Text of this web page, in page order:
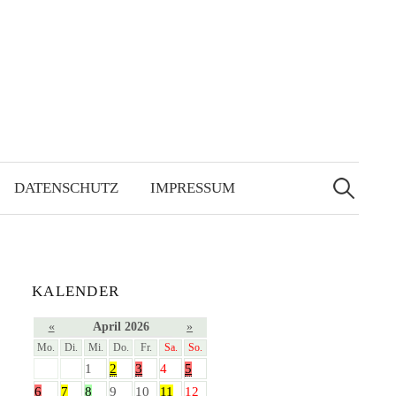
DATENSCHUTZ IMPRESSUM
Suchen
nach:
KALENDER
« April 2026 »
Mo. Di. Mi. Do. Fr. Sa. So.
1 2 3 4
5
6
7 8 9 10 11 12